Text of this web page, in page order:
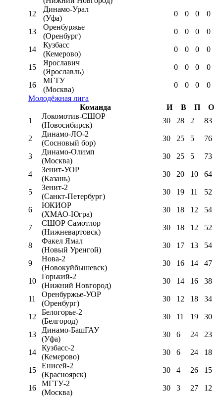
12
Динамо-Урал
(Уфа)
0 0 0 0
13
Оренбуржье
(Оренбург)
0 0 0 0
14
Кузбасс
(Кемерово)
0 0 0 0
15
Ярославич
(Ярославль)
0 0 0 0
16
МГТУ
(Москва)
0 0 0
0
Молодёжная лига
Команда
И В П
О
1
Локомотив-CШОР
(Новосибирск)
30 28 2 83
2
Динамо-ЛО-2
(Сосновый бор)
30 25 5 76
3
Динамо-Олимп
(Москва)
30 25 5 73
4
Зенит-УОР
(Казань)
30 20 10 64
5
Зенит-2
(Санкт-Петербург)
30 19 11 52
6
ЮКИОР
(ХМАО-Югра)
30 18 12 54
7
СШОР Самотлор
(Нижневартовск)
30 18 12 52
8
Факел Ямал
(Новый Уренгой)
30 17 13 54
9
Нова-2
(Новокуйбышевск)
30 16 14 47
10
Горький-2
(Нижний Новгород)
30 14 16 38
11
Оренбуржье-УОР
(Оренбург)
30 12 18 34
12
Белогорье-2
(Белгород)
30 11 19 30
13
Динамо-БашГАУ
(Уфа)
30 6 24 23
14
Кузбасс-2
(Кемерово)
30 6 24 18
15
Енисей-2
(Красноярск)
30 4 26 15
16
МГТУ-2
(Москва)
30 3 27 12